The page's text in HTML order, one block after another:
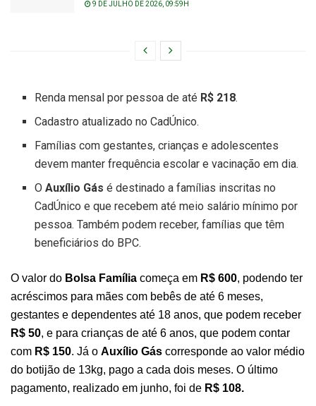
9 DE JULHO DE 2026, 09:59H
Renda mensal por pessoa de até R$ 218.
Cadastro atualizado no CadÚnico.
Famílias com gestantes, crianças e adolescentes
devem manter frequência escolar e vacinação em dia.
OAuxílio Gás é destinado a famílias inscritas no
CadÚnico e que recebem até meio salário mínimo por
pessoa. Também podem receber, famílias que têm
beneficiários do BPC.
O valor do Bolsa Família começa em R$ 600, podendo ter
acréscimos para mães com bebês de até 6 meses,
gestantes e dependentes até 18 anos, que podem receber
R$ 50, e para crianças de até 6 anos, que podem contar
com R$ 150. Já o Auxílio Gás corresponde ao valor médio
do botijão de 13kg, pago a cada dois meses. O último
pagamento, realizado em junho, foi de R$ 108.